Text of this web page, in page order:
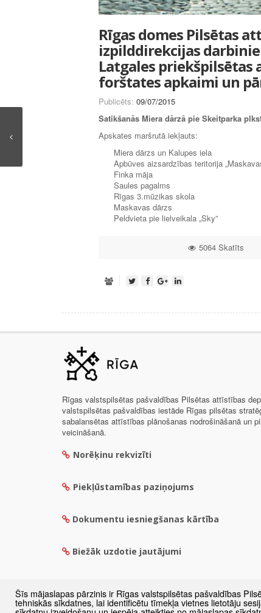
Rīgas domes Pilsētas
izpilddirekcijas
Latgales priekšpilsētas
forštates apkaimi un
Publicēts: 09/07/2015
Satikšanās Miera dārzā pie Skeitparka
Apskates maršrutā iekļauts:
Miera dārzs un Kalupes iela
Apbūves aizsardzības teritorija
Finka māja
Saules pagalms
Rīgas 3.mūzikas skola
Maskavas dārzs
Peldvieta pie lielveikala „Sky”
5064 Skatīts
Rīgas valstspilsētas pašvaldības Pilsētas attīstības
valstspilsētas pašvaldības iestāde Rīgas pilsētas
sabalansētas attīstības plānošanas nodrošināšanā un
veicināšanā.
Norēķinu rekvizīti
Piekļūstamības paziņojums
Dokumentu iesniegšanas kārtība
Biežāk uzdotie jautājumi
Šīs mājaslapas pārzinis ir Rīgas valstspilsētas pašvaldības
tehniskās sīkdatnes, lai identificētu tīmekļa vietnes lietotāju